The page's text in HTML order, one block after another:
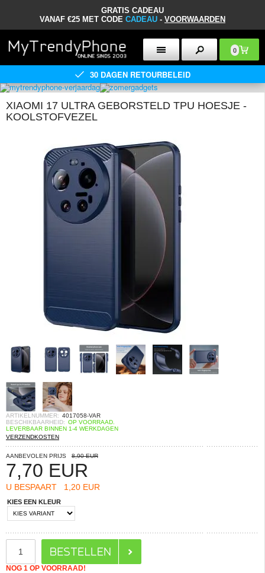
GRATIS CADEAU
VANAF €25 MET CODE CADEAU - VOORWAARDEN
0
30 DAGEN RETOURBELEID
XIAOMI 17 ULTRA GEBORSTELD TPU HOESJE -
KOOLSTOFVEZEL
ARTIKELNUMMER: 4017058-VAR
BESCHIKBAARHEID: OP VOORRAAD.
LEVERBAAR BINNEN 1-4 WERKDAGEN
VERZENDKOSTEN
AANBEVOLEN PRIJS 8,90 EUR
7,70 EUR
U BESPAART 1,20 EUR
KIES EEN KLEUR
NOG 1 OP VOORRAAD!